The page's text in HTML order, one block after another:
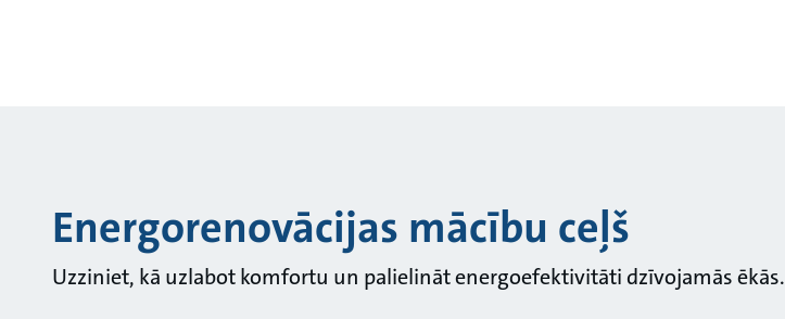
Energorenovācijas mācību ceļš
Uzziniet, kā uzlabot komfortu un palielināt energoefektivitāti dzīvojamās ēkās.